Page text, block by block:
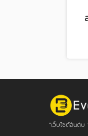
"เว็บไซต์อันดับ